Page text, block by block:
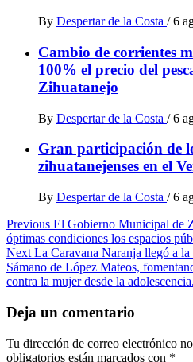
By Despertar de la Costa / 6
Cambio de corrientes
100% el precio del
Zihuatanejo
By Despertar de la Costa / 6
Gran participación de
zihuatanejenses en el
By Despertar de la Costa / 6
Post
navigation
Previous El Gobierno Municipal de
óptimas condiciones los espacios
Next La Caravana Naranja llegó a
Sámano de López Mateos,
contra la mujer desde la adolescencia.
Deja un comentario
Tu dirección de correo electrónico
obligatorios están marcados con *